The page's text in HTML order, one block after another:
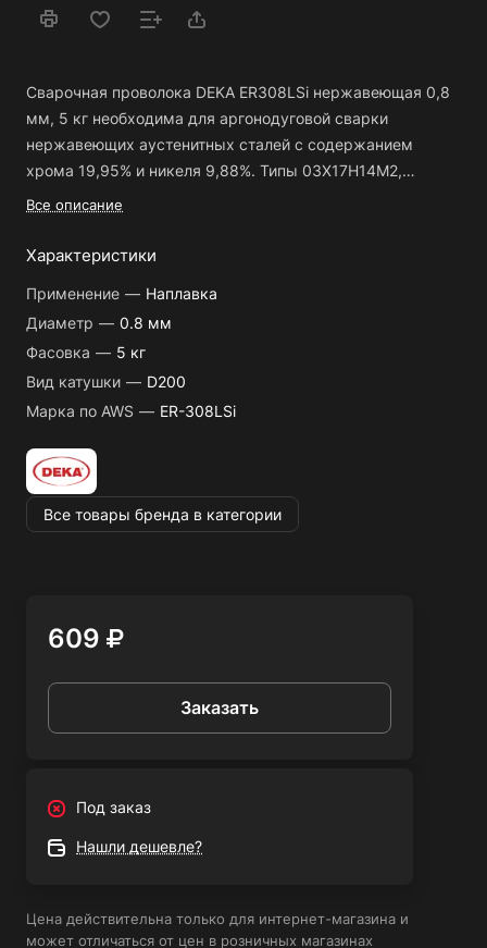
Сварочная проволока DEKA ER308LSi нержавеющая 0,8
мм, 5 кг необходима для аргонодуговой сварки
нержавеющих аустенитных сталей c содержанием
хрома 19,95% и никеля 9,88%. Типы 03Х17Н14М2,
03Х18Н11, 06Х18Н11, 08Х18Н10Т, 12Х18Н10Т, 304, 321 и
постоянном токе(DC).
небольшому содержание углерода риск возникновения
межкристаллической коррозии снижается в несколько
раз, а наличие кремния обеспечивает более высокое
качество шва. Подходит для изготовления
крупногабаритных трубопроводов, емкостей, бойлеров и
Все описание
Характеристики
Применение — Наплавка
Диаметр — 0.8 мм
Фасовка — 5 кг
Вид катушки — D200
Марка по AWS — ER-308LSi
Все товары бренда в категории
609
Заказать
Под заказ
Нашли дешевле?
Цена действительна только для интернет-магазина и
может отличаться от цен в розничных магазинах